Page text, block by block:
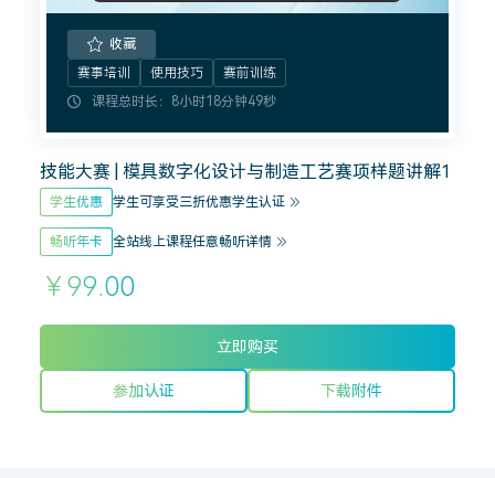
收藏
赛事培训
使用技巧
赛前训练
课程总时长：8小时18分钟49秒
技能大赛 | 模具数字化设计与制造工艺赛项样题讲解1
学生优惠 学生可享受三折优惠学生认证
畅听年卡 全站线上课程任意畅听详情
￥99.00
立即购买
参加认证 下载附件